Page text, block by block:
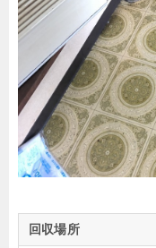
回収場所